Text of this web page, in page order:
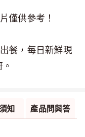
僅供參考！
餐，每日新鮮現
知 產品問與答